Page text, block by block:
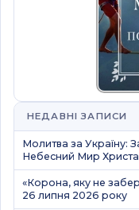
НЕДАВНІ ЗАПИСИ
Молитва за Україну:
Небесний Мир
«Корона, яку не
26 липня 2026 року